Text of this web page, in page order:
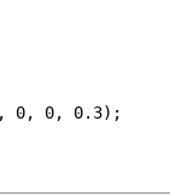
0, 0, 0.3);